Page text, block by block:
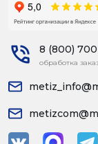
8 (800)
обработка